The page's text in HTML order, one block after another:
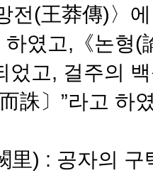
전(王莽傳)〉
하였고,《논형
었고, 걸주의
誅〕”라고 하
里) : 공자의